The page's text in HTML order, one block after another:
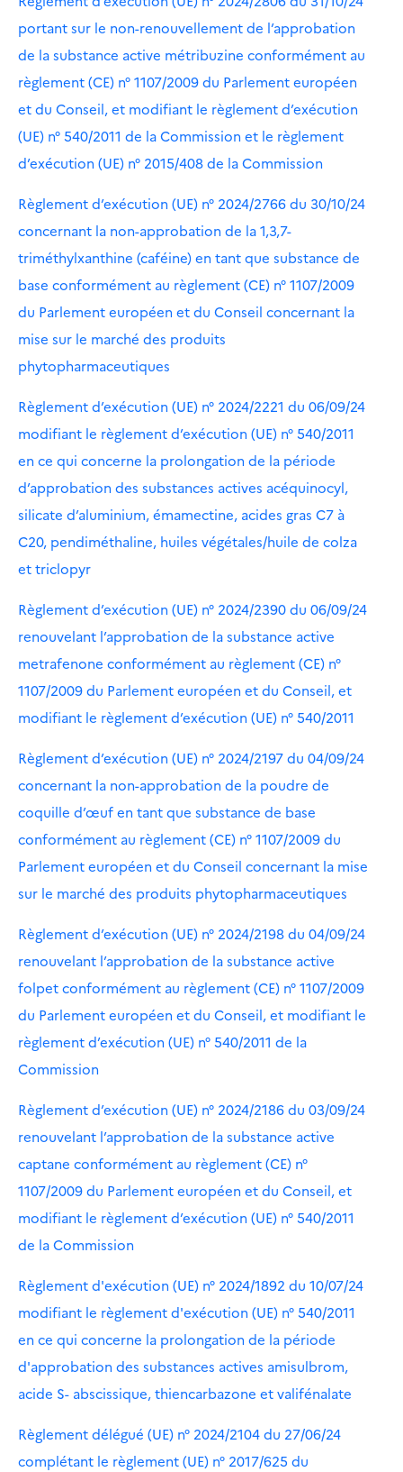
portant sur le non-renouvellement de l’approbation
de la substance active métribuzine conformément au
règlement (CE) n° 1107/2009 du Parlement européen
et du Conseil, et modifiant le règlement d’exécution
(UE) n° 540/2011 de la Commission et le règlement
d’exécution (UE) n° 2015/408 de la Commission
Règlement d’exécution (UE) n° 2024/2766 du 30/10/24
concernant la non-approbation de la 1,3,7-
triméthylxanthine (caféine) en tant que substance de
base conformément au règlement (CE) n° 1107/2009
du Parlement européen et du Conseil concernant la
mise sur le marché des produits
phytopharmaceutiques
Règlement d’exécution (UE) n° 2024/2221 du 06/09/24
modifiant le règlement d’exécution (UE) n° 540/2011
en ce qui concerne la prolongation de la période
d’approbation des substances actives acéquinocyl,
silicate d’aluminium, émamectine, acides gras C7 à
C20, pendiméthaline, huiles végétales/huile de colza
et triclopyr
Règlement d’exécution (UE) n° 2024/2390 du 06/09/24
renouvelant l’approbation de la substance active
metrafenone conformément au règlement (CE) n°
1107/2009 du Parlement européen et du Conseil, et
modifiant le règlement d’exécution (UE) n° 540/2011
Règlement d’exécution (UE) n° 2024/2197 du 04/09/24
concernant la non-approbation de la poudre de
coquille d’œuf en tant que substance de base
conformément au règlement (CE) n° 1107/2009 du
Parlement européen et du Conseil concernant la mise
sur le marché des produits phytopharmaceutiques
Règlement d’exécution (UE) n° 2024/2198 du 04/09/24
renouvelant l’approbation de la substance active
folpet conformément au règlement (CE) n° 1107/2009
du Parlement européen et du Conseil, et modifiant le
règlement d’exécution (UE) n° 540/2011 de la
Commission
Règlement d’exécution (UE) n° 2024/2186 du 03/09/24
renouvelant l’approbation de la substance active
captane conformément au règlement (CE) n°
1107/2009 du Parlement européen et du Conseil, et
modifiant le règlement d’exécution (UE) n° 540/2011
de la Commission
Règlement d'exécution (UE) n° 2024/1892 du 10/07/24
modifiant le règlement d'exécution (UE) n° 540/2011
en ce qui concerne la prolongation de la période
d'approbation des substances actives amisulbrom,
acide S- abscissique, thiencarbazone et valifénalate
Règlement délégué (UE) n° 2024/2104 du 27/06/24
complétant le règlement (UE) n° 2017/625 du